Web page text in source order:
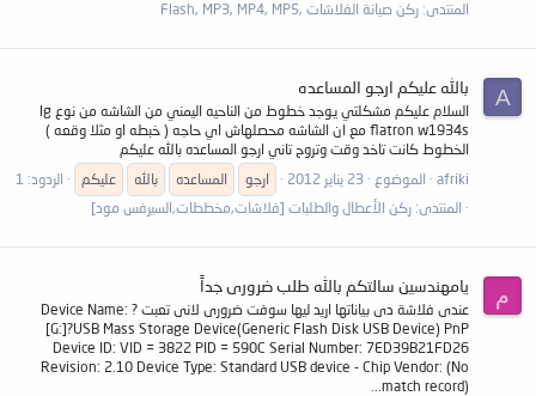
المنتدى: ركن صيانة الفلاشات ,Flash, MP3, MP4, MP5
A بالله عليكم ارجو المساعده
السلام عليكم مشكلتي يوجد خطوط من الناحيه اليمني من الشاشه من نوع lg
flatron w1934s مع ان الشاشه محصلهاش اي حاجه ( خبطه او مثلا وقعه )
الخطوط كانت تاخد وقت وتروح تاني ارجو المساعده بالله عليكم
afriki
الموضوع 23 يناير 2012 ارجو المساعده بالله عليكم
الردود: 1
المنتدى: ركن الأعطال والطلبات [فلاشات,مخططات,السيرفس مود]
م يامهندسين سالتكم بالله طلب ضرورى جداً
عندى فلاشة دى بياناتها اريد ليها سوفت ضرورى لانى تعبت Device Name: ?
[G:]?USB Mass Storage Device(Generic Flash Disk USB Device) PnP
Device ID: VID = 3822 PID = 590C Serial Number: 7ED39B21FD26
Revision: 2.10 Device Type: Standard USB device - Chip Vendor: (No
match record)...